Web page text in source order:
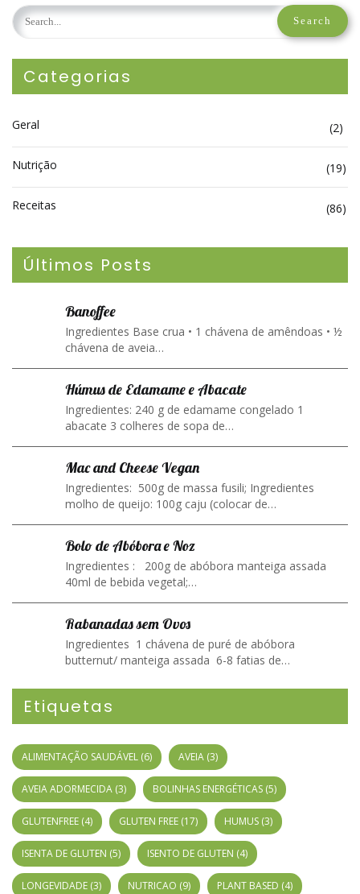
Categorias
Geral (2)
Nutrição (19)
Receitas (86)
Últimos Posts
Banoffee
Ingredientes Base crua • 1 chávena de amêndoas • ½
chávena de aveia…
Húmus de Edamame e Abacate
Ingredientes: 240 g de edamame congelado 1
abacate 3 colheres de sopa de…
Mac and Cheese Vegan
Ingredientes: 500g de massa fusili; Ingredientes
molho de queijo: 100g caju (colocar de…
Bolo de Abóbora e Noz
Ingredientes : 200g de abóbora manteiga assada
40ml de bebida vegetal;…
Rabanadas sem Ovos
Ingredientes 1 chávena de puré de abóbora
butternut/ manteiga assada 6-8 fatias de…
Etiquetas
ALIMENTAÇÃO SAUDÁVEL (6) AVEIA (3)
AVEIA ADORMECIDA (3) BOLINHAS ENERGÉTICAS (5)
GLUTENFREE (4) GLUTEN FREE (17) HUMUS (3)
ISENTA DE GLUTEN (5) ISENTO DE GLUTEN (4)
LONGEVIDADE (3) NUTRICAO (9) PLANT BASED (4)